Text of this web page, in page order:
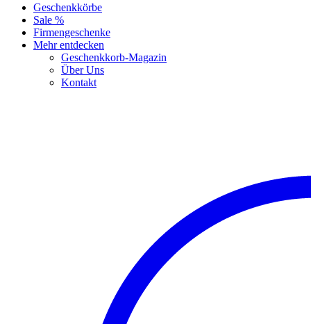
Geschenkkörbe
Sale %
Firmengeschenke
Mehr entdecken
Geschenkkorb-Magazin
Über Uns
Kontakt